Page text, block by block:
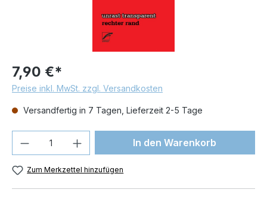
7,90 €*
Preise inkl. MwSt. zzgl. Versandkosten
Versandfertig in 7 Tagen, Lieferzeit 2-5 Tage
Produkt Anzahl: Gib denIn den Warenkorb
Zum Merkzettel hinzufügen